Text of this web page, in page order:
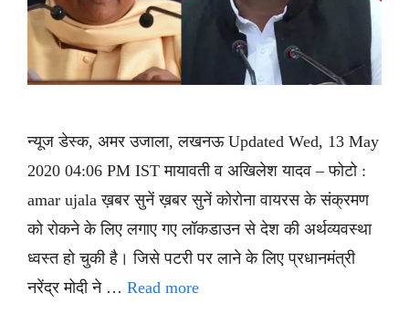
न्यूज डेस्क, अमर उजाला, लखनऊ Updated Wed, 13 May
2020 04:06 PM IST मायावती व अखिलेश यादव – फोटो :
amar ujala ख़बर सुनें ख़बर सुनें कोरोना वायरस के संक्रमण
को रोकने के लिए लगाए गए लॉकडाउन से देश की अर्थव्यवस्था
ध्वस्त हो चुकी है। जिसे पटरी पर लाने के लिए प्रधानमंत्री
नरेंद्र मोदी ने … Read more